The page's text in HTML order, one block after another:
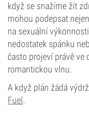
když se snažíme žít
mohou podepsat
na sexuální
nedostatek spánku
často projeví právě ve
romantickou vlnu.
A když plán žádá
Fuel.